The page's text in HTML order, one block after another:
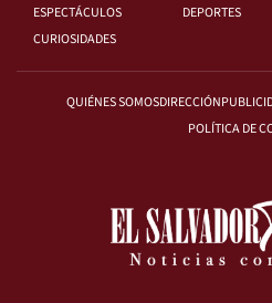
ESPECTÁCULOS
DEPORTES
CURIOSIDADES
QUIÉNES SOMOSDIRECCIÓN
POLÍTICA DE